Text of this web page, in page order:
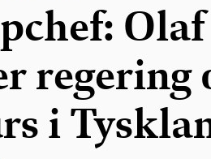
regering
i